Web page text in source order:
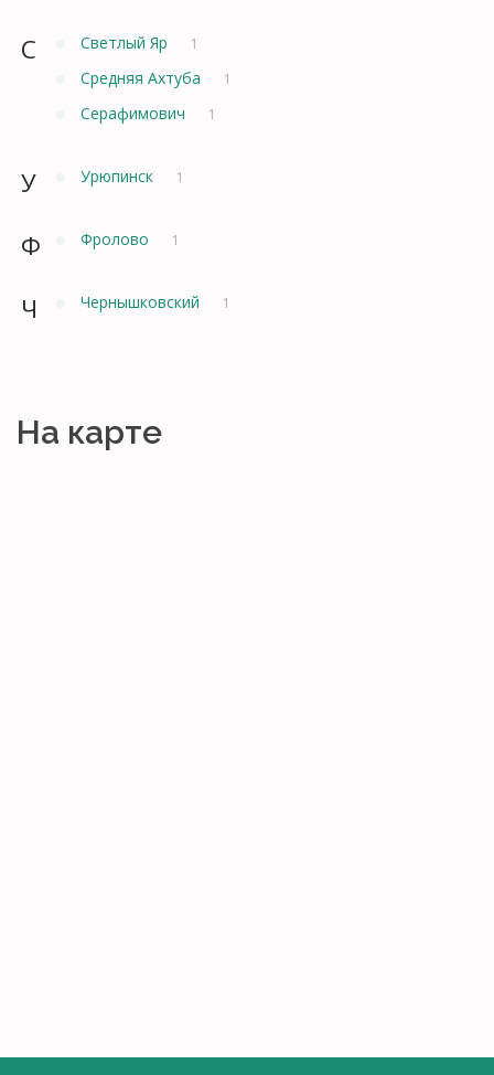
С Светлый Яр 1
Средняя Ахтуба 1
Серафимович 1
У Урюпинск 1
Ф Фролово 1
Ч Чернышковский 1
На карте